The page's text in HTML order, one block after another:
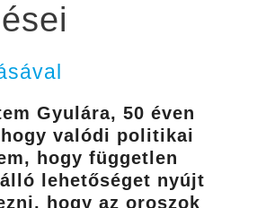
Gyulára, 50 éven
valódi politikai
hogy független
lehetőséget nyújt
hogy az oroszok